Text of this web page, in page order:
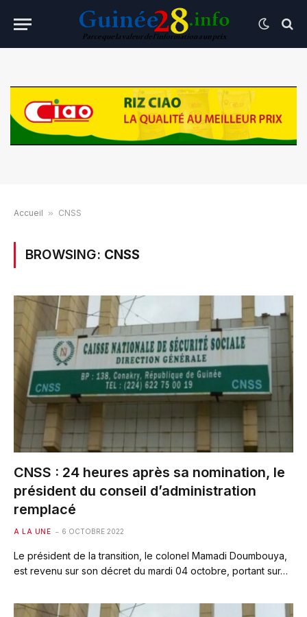
Accueil » CNSS
BROWSING: CNSS
CNSS : 24 heures après sa nomination, le
président du conseil d’administration
remplacé
A LA UNE 6 OCTOBRE 2022
Le président de la transition, le colonel Mamadi Doumbouya,
est revenu sur son décret du mardi 04 octobre, portant sur…